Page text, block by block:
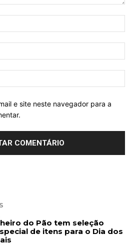
e site neste navegador para a
do Pão tem seleção
de itens para o Dia dos